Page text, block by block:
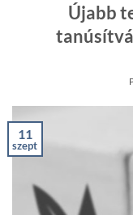
Újabb
11
szept